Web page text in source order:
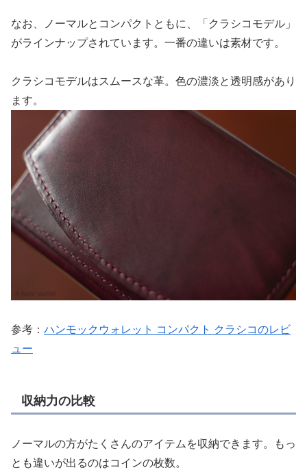
なお、ノーマルとコンパクトともに、「クラシコモデル」
がラインナップされています。一番の違いは素材です。
クラシコモデルはスムースな革。色の濃淡と透明感があり
ます。
参考： ハンモックウォレット コンパクト クラシコのレビ
ュー
収納力の比較
ノーマルの方がたくさんのアイテムを収納できます。もっ
とも違いが出るのはコインの枚数。